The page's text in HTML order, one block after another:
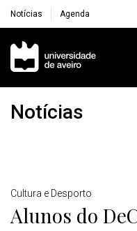
Notícias Agenda
Navegação
Notícias
Detalhes
Cultura e Desporto
Alunos do